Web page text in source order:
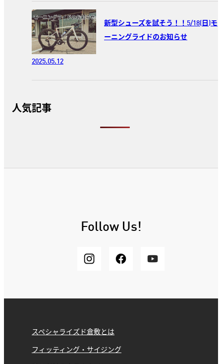
新型シューズを試そう！！5/18(日)モ
ーニングライドのお知らせ
2025.05.12
人気記事
Follow Us!
スペシャライズド倉敷とは
フィッティング・サイジング